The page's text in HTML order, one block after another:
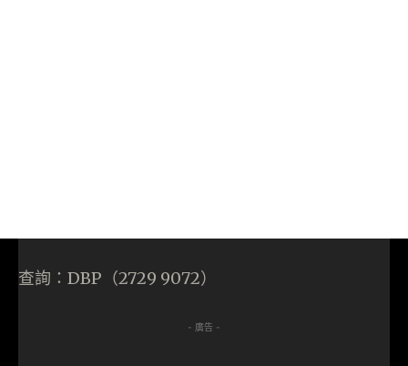
查詢：DBP（2729 9072）
- 廣告 -